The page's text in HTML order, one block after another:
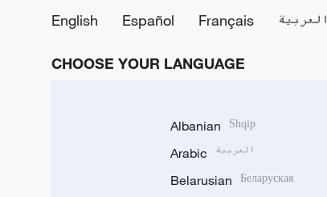
English
Español Français العربية
CHOOSE YOUR LANGUAGE
Albanian Shqip
Arabic العربية
Belarusian Беларуская